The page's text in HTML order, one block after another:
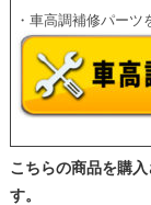
・車高調補修パーツ
こちらの商品を購
す。